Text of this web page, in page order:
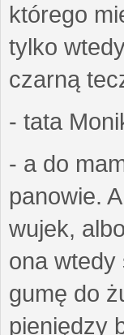
którego
tylko
czarną
- tata
- a do
panowie.
wujek,
ona wtedy
gumę do
pieniędzy